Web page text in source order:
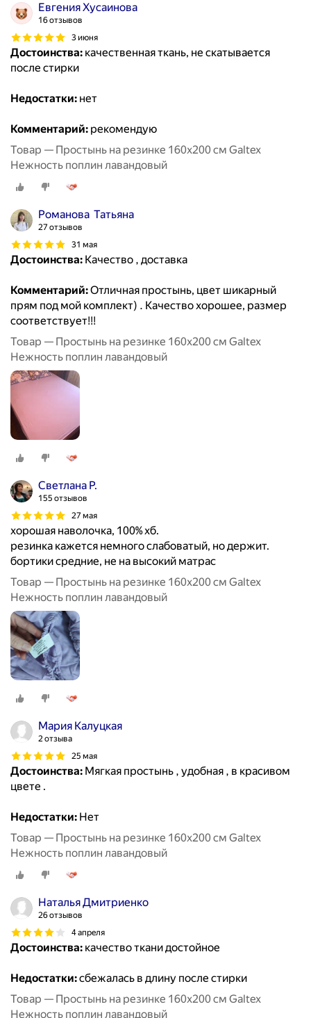
Евгения Хусаинова
16 отзывов
3 июня
Достоинства: качественная ткань, не скатывается
после стирки
Недостатки: нет
Комментарий: рекомендую
Товар — Простынь на резинке 160х200 см Galtex
Нежность поплин лавандовый
Романова Татьяна
27 отзывов
31 мая
Достоинства: Качество , доставка
Комментарий:Отличная простынь, цвет шикарный
прям под мой комплект) . Качество хорошее, размер
соответствует!!!
Товар — Простынь на резинке 160х200 см Galtex
Нежность поплин лавандовый
Светлана Р.
155 отзывов
27 мая
хорошая наволочка, 100% хб.
резинка кажется немного слабоватый, но держит.
бортики средние, не на высокий матрас
Товар — Простынь на резинке 160х200 см Galtex
Нежность поплин лавандовый
Мария Калуцкая
2 отзыва
25 мая
Достоинства: Мягкая простынь , удобная , в красивом
цвете .
Недостатки: Нет
Товар — Простынь на резинке 160х200 см Galtex
Нежность поплин лавандовый
Наталья Дмитриенко
26 отзывов
4 апреля
Достоинства: качество ткани достойное
Недостатки:сбежалась в длину после стирки
Товар — Простынь на резинке 160х200 см Galtex
Нежность поплин лавандовый